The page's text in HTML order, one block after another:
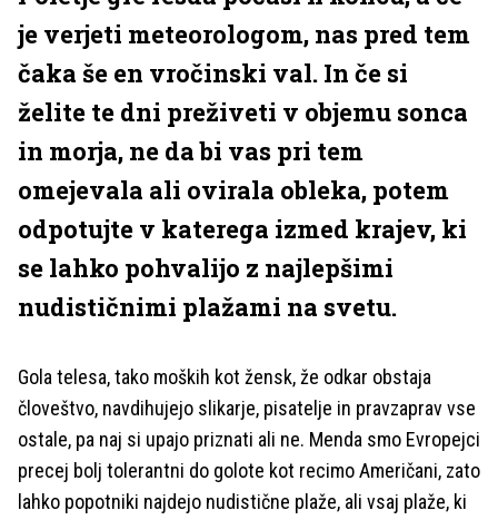
je verjeti meteorologom, nas pred tem
čaka še en vročinski val. In če si
želite te dni preživeti v objemu sonca
in morja, ne da bi vas pri tem
omejevala ali ovirala obleka, potem
odpotujte v katerega izmed krajev, ki
se lahko pohvalijo z najlepšimi
nudističnimi plažami na svetu.
Gola telesa, tako moških kot žensk, že odkar obstaja
človeštvo, navdihujejo slikarje, pisatelje in pravzaprav vse
ostale, pa naj si upajo priznati ali ne. Menda smo Evropejci
precej bolj tolerantni do golote kot recimo Američani, zato
lahko popotniki najdejo nudistične plaže, ali vsaj plaže, ki